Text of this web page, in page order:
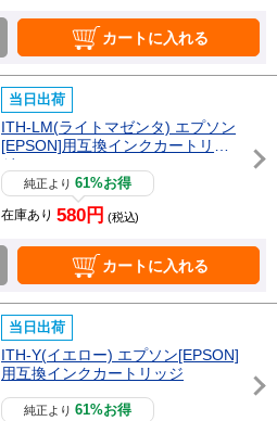
カートに入れる
当日出荷
ITH-LM(ライトマゼンタ) エプソン
[EPSON]用互換インクカートリッ
ジ
純正より61%お得
在庫あり 580円 (税込)
カートに入れる
当日出荷
ITH-Y(イエロー) エプソン[EPSON]
用互換インクカートリッジ
純正より61%お得